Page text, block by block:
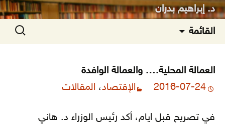
د. إبراهيم بدران
القائمة
إلى
البحث
عن:
العمالة المحلية…. والعمالة الوافدة
2016-07-24
الإقتصاد، المقالات
في تصريح قبل ايام، أكد رئيس الوزراء د. هاني